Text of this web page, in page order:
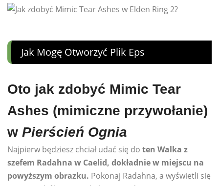
Jak Mogę Otworzyć Plik Eps
Oto jak zdobyć Mimic Tear
Ashes (mimiczne przywołanie)
w Pierścień Ognia
Najpierw będziesz chciał udać się do ten Walka z
szefem Radahna w Caelid, dokładnie w miejscu na
powyższym obrazku. Pokonaj Radahna, a wyświetli się